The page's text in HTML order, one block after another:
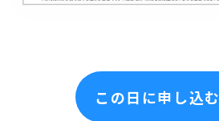
この日に申し込む